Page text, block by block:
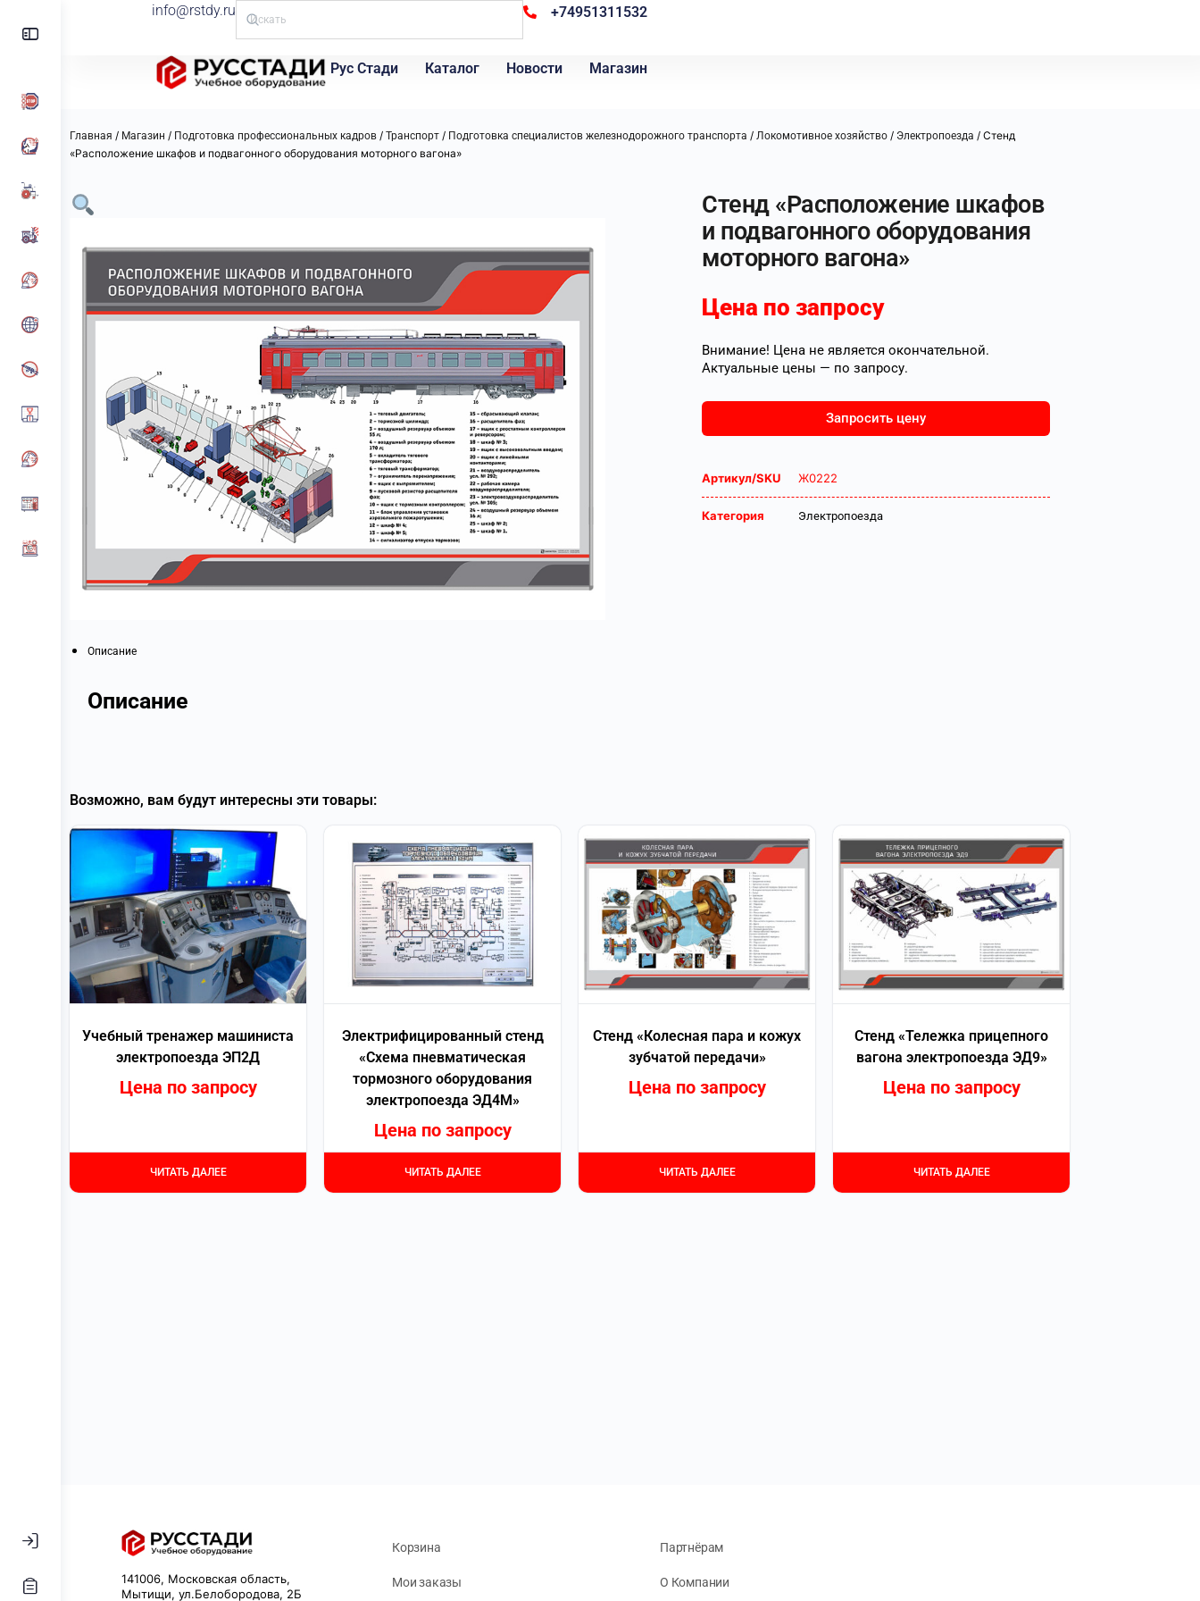
info@rstdy.ru +74951311532
Рус Стади Каталог Новости Магазин
Главная / Магазин / Подготовка профессиональных кадров / Транспорт / Подготовка специалистов железнодорожного транспорта / Локомотивное хозяйство / Электропоезда / Стенд
«Расположение шкафов и подвагонного оборудования моторного вагона»
Стенд «Расположение шкафов
и подвагонного оборудования
моторного вагона»
Цена по запросу
Внимание! Цена не является окончательной.
Актуальные цены — по запросу.
Запросить цену
Артикул/SKU Ж0222
Категория Электропоезда
Описание
Описание
Возможно, вам будут интересны эти товары:
Учебный тренажер машиниста
электропоезда ЭП2Д
Цена по запросу
ЧИТАТЬ ДАЛЕЕ
Электрифицированный стенд
«Схема пневматическая
тормозного оборудования
электропоезда ЭД4М»
Цена по запросу
ЧИТАТЬ ДАЛЕЕ
Стенд «Колесная пара и кожух
зубчатой передачи»
Цена по запросу
ЧИТАТЬ ДАЛЕЕ
Стенд «Тележка прицепного
вагона электропоезда ЭД9»
Цена по запросу
ЧИТАТЬ ДАЛЕЕ
141006, Московская область,
Мытищи, ул.Белобородова, 2Б
Корзина
Мои заказы
Партнёрам
О Компании